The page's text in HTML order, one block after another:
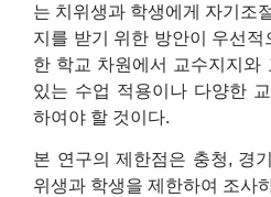
는 치위생과 학생에게 자기조
지를 받기 위한 방안이 우선
한 학교 차원에서 교수지지와
있는 수업 적용이나 다양한
하여야 할 것이다.
본 연구의 제한점은 충청, 경
위생과 학생을 제한하여 조사